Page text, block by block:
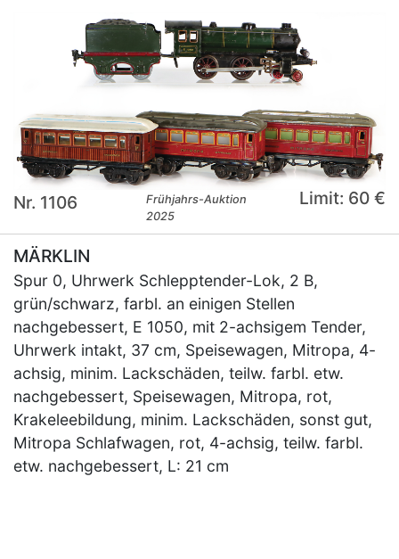
Nr. 1106
Frühjahrs-Auktion
2025
Limit: 60 €
MÄRKLIN
Spur 0, Uhrwerk Schlepptender-Lok, 2 B,
grün/schwarz, farbl. an einigen Stellen
nachgebessert, E 1050, mit 2-achsigem Tender,
Uhrwerk intakt, 37 cm, Speisewagen, Mitropa, 4-
achsig, minim. Lackschäden, teilw. farbl. etw.
nachgebessert, Speisewagen, Mitropa, rot,
Krakeleebildung, minim. Lackschäden, sonst gut,
Mitropa Schlafwagen, rot, 4-achsig, teilw. farbl.
etw. nachgebessert, L: 21 cm